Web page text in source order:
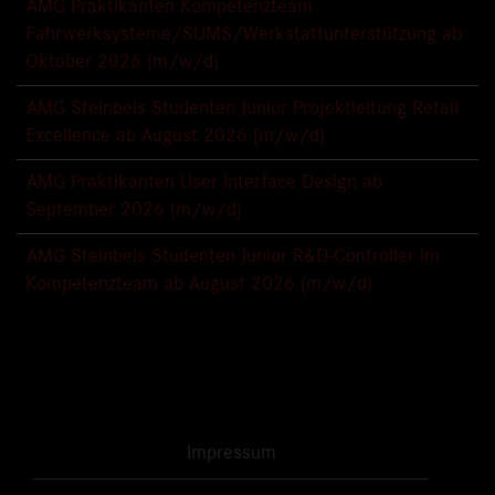
AMG Praktikanten Kompetenzteam
Fahrwerksysteme/SUMS/Werkstattunterstützung ab
Oktober 2026 (m/w/d)
AMG Steinbeis Studenten Junior Projektleitung Retail
Excellence ab August 2026 (m/w/d)
AMG Praktikanten User Interface Design ab
September 2026 (m/w/d)
AMG Steinbeis Studenten Junior R&D-Controller im
Kompetenzteam ab August 2026 (m/w/d)
Impressum